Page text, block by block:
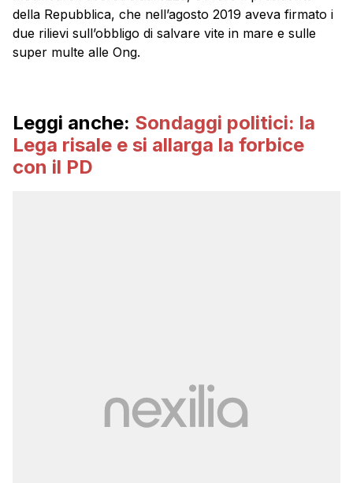
della Repubblica, che nell’agosto 2019 aveva firmato i
due rilievi sull’obbligo di salvare vite in mare e sulle
super multe alle Ong.
Leggi anche: Sondaggi politici: la
Lega risale e si allarga la forbice
con il PD